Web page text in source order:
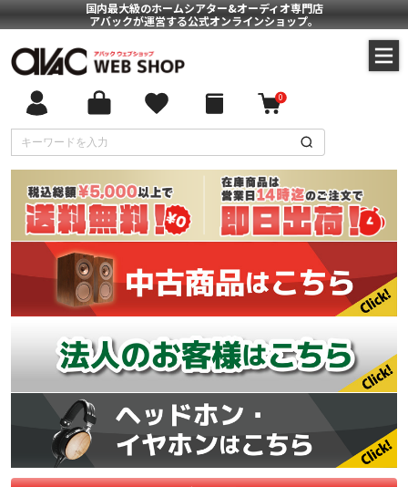
国内最大級のホームシアター&オーディオ専門店
アバックが運営する公式オンラインショップ。
0